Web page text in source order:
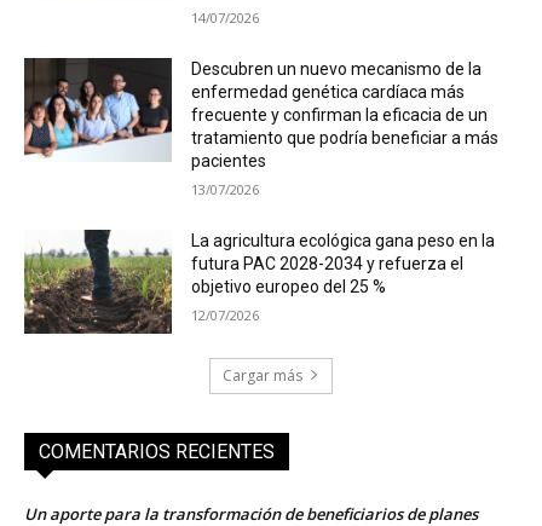
14/07/2026
Descubren un nuevo mecanismo de la
enfermedad genética cardíaca más
frecuente y confirman la eficacia de un
tratamiento que podría beneficiar a más
pacientes
13/07/2026
La agricultura ecológica gana peso en la
futura PAC 2028-2034 y refuerza el
objetivo europeo del 25 %
12/07/2026
Cargar más
COMENTARIOS RECIENTES
Un aporte para la transformación de beneficiarios de planes